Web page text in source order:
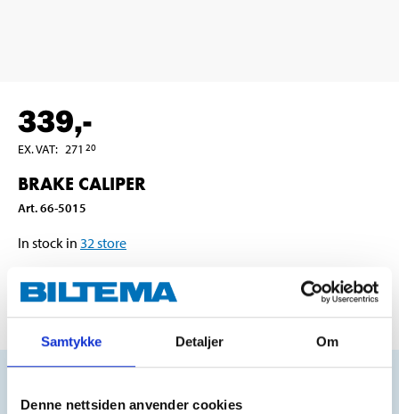
Samtykke Detaljer Om
Denne nettsiden anvender cookies
339,-
EX. VAT: 271 20
BRAKE CALIPER
Art.66-5015
In stock in 32 store
Does this product fit your vehicle?